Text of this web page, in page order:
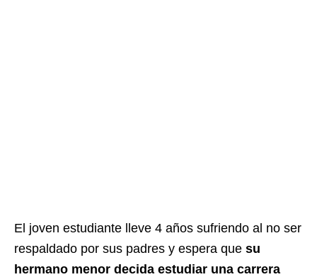
El joven estudiante lleve 4 años sufriendo al no ser
respaldado por sus padres y espera que su
hermano menor decida estudiar una carrera